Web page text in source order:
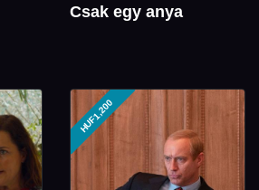
Csak egy anya
HUF1,200